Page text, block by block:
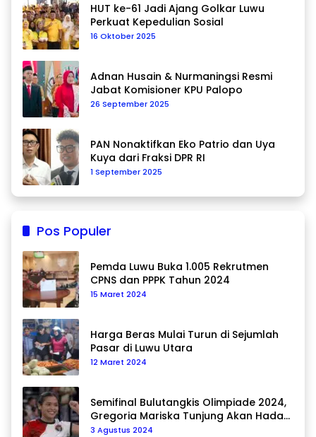
HUT ke-61 Jadi Ajang Golkar Luwu
Perkuat Kepedulian Sosial
16 Oktober 2025
Adnan Husain & Nurmaningsi Resmi
Jabat Komisioner KPU Palopo
26 September 2025
PAN Nonaktifkan Eko Patrio dan Uya
Kuya dari Fraksi DPR RI
1 September 2025
Pos Populer
Pemda Luwu Buka 1.005 Rekrutmen
CPNS dan PPPK Tahun 2024
15 Maret 2024
Harga Beras Mulai Turun di Sejumlah
Pasar di Luwu Utara
12 Maret 2024
Semifinal Bulutangkis Olimpiade 2024,
Gregoria Mariska Tunjung Akan Hadapi
Pemain Asal Korea Selatan
3 Agustus 2024